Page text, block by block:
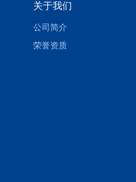
关于我们
公司简介
荣誉资质